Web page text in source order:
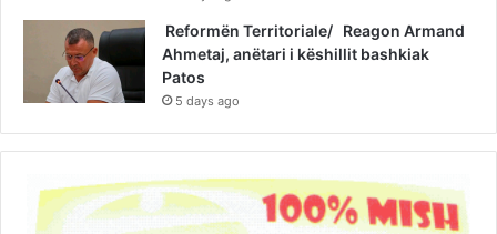
Reformën Territoriale/ Reagon Armand
Ahmetaj, anëtari i këshillit bashkiak
Patos
5 days ago